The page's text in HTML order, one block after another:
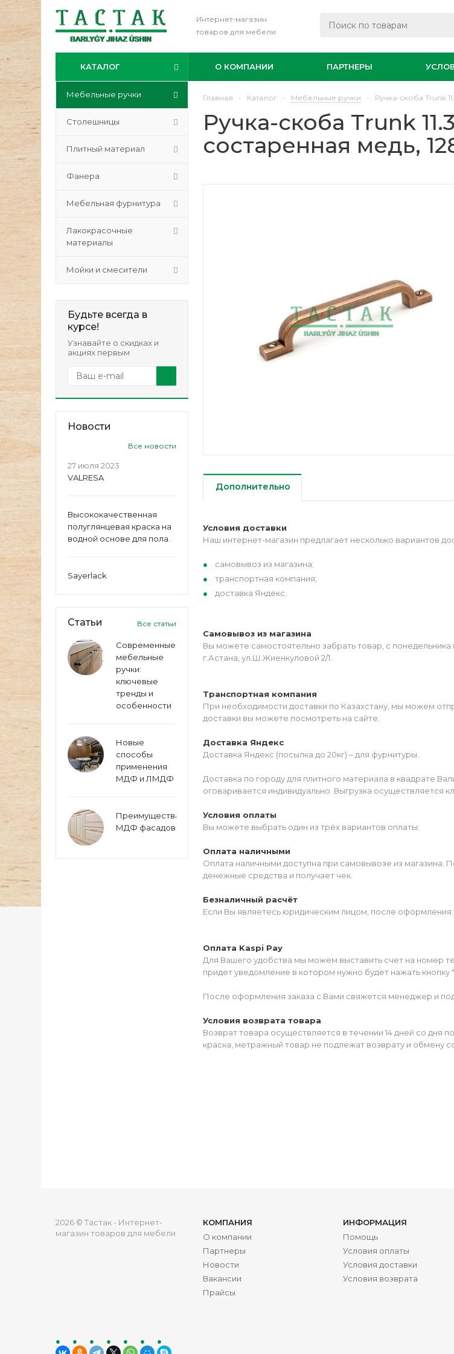
Интернет-магазин
товаров для мебели
КАТАЛОГ О КОМПАНИИ ПАРТНЕРЫ
Мебельные ручки
Столешницы
Плитный материал
Фанера
Мебельная фурнитура
Лакокрасочные
материалы
Мойки и смесители
Будьте всегда в
курсе!
Узнавайте о скидках и
акциях первым
Новости
Все новости
27 июля 2023
VALRESA
Высококачественная
полуглянцевая краска на
водной основе для пола.
Sayerlack
Статьи Все статьи
Современные
мебельные
ручки:
ключевые
тренды и
особенности
Новые
способы
применения
МДФ и ЛМДФ
Преимущества
МДФ фасадов
Главная - Каталог - Мебельные ручки - Ручка-скоба Trunk
Ручка-скоба Trunk
состаренная медь,
Дополнительно
Условия доставки
Наш интернет-магазин предлагает несколько вариантов
самовывоз из магазина;
транспортная компания;
доставка Яндекс.
Самовывоз из магазина
Вы можете самостоятельно забрать товар, с
г.Астана, ул.Ш.Жиенкуловой 2/1.
Транспортная компания
При необходимости доставки по Казахстану, мы можем
доставки вы можете посмотреть на сайте.
Доставка Яндекс
Доставка Яндекс (посылка до 20кг) – для фурнитуры.
Доставка по городу для плитного материала в квадрате
оговаривается индивидуально. Выгрузка осуществляется
Условия оплаты
Вы можете выбрать один из трёх вариантов оплаты:
Оплата наличными
Оплата наличными доступна при самовывозе из магазина.
денежные средства и получает чек.
Безналичный расчёт
Если Вы являетесь юридическим лицом, после оформления
Оплата Kaspi Pay
Для Вашего удобства мы можем выставить счет на номер
придет уведомление в котором нужно будет нажать кнопку
После оформления заказа с Вами свяжется менеджер и
Условия возврата товара
Возврат товара осуществляется в течении 14 дней со дня
краска, метражный товар не подлежат возврату и обмену
2026 © Тастак - Интернет-
магазин товаров для мебели
КОМПАНИЯ ИНФОРМАЦИЯ
О компании
Партнеры
Новости
Вакансии
Прайсы
Помощь
Условия оплаты
Условия доставки
Условия возврата